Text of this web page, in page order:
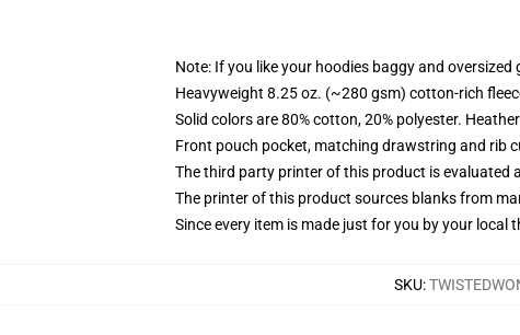
Note: If you like your hoodies baggy and oversized
Heavyweight 8.25 oz. (~280 gsm) cotton-rich
Solid colors are 80% cotton, 20% polyester.
Front pouch pocket, matching drawstring and rib
The third party printer of this product is
The printer of this product sources blanks from
Since every item is made just for you by your
SKU: